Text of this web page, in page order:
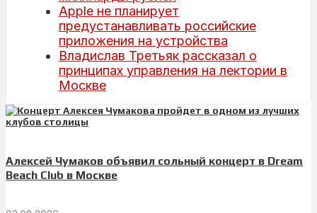
Apple не планирует
предустанавливать российские
приложения на устройства
Владислав Третьяк рассказал о
принципах управления на лектории в
Москве
Алексей Чумаков объявил сольный концерт в Dream
Beach Club в Москве